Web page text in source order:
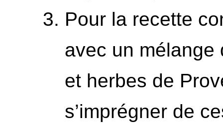
Pour la recette
avec un mélange
et herbes de
s’imprégner de